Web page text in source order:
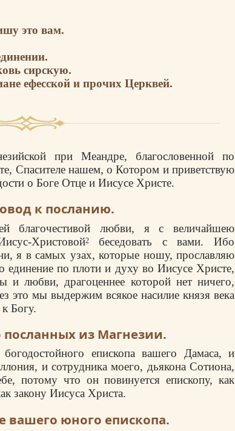
это вам.
сирскую.
ефесской и прочих Церквей.
при Меандре, благословенной по
Спасителе нашем, о Котором и приветствую
о Боге Отце и Иисусе Христе.
к посланию.
благочестивой любви, я с величайшею
Христовой2беседовать с вами. Ибо
я в самых узах, которые ношу, прославляю
по плоти и духу во Иисусе Христе,
и любви, драгоценнее которой нет ничего,
это мы выдержим всякое насилие князя века
Богу.
посланных из Магнезии.
епископа вашего Дамаса, и
и сотрудника моего, дьякона Сотиона,
потому что он повинуется епископу, как
закону Иисуса Христа.
вашего юного епископа.